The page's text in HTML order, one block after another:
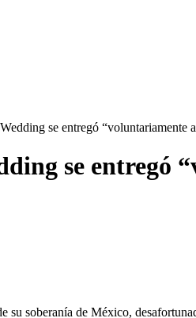
se entregó “voluntariamente
se entregó
soberanía de México,